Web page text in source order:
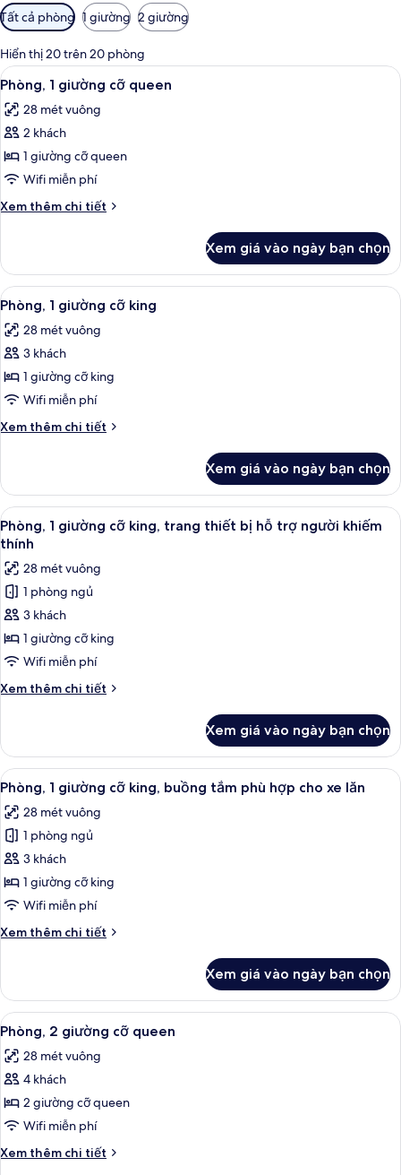
Bộ
lọc
có
thể
dùng
để
lọc
tìm
phòng
Tất cả phòng 1 giường 2 giường
Hiển thị 20 trên 20 phòng
Xem
tất
cả
ảnh
Phòng,
1
giường
cỡ
Bộ đồ giường cao cấp, két bảo mật
5
Phòng, 1 giường cỡ queen
28 mét vuông
2 khách
1 giường cỡ queen
Wifi miễn phí
Xem thêm chi tiết
Chi
Phòng,
giường
queen
Xem giá vào ngày bạn chọn
Xem
tất
cả
ảnh
Phòng,
1
giường
cỡ
Bộ đồ giường cao cấp, két bảo mật
8
Phòng, 1 giường cỡ king
28 mét vuông
3 khách
1 giường cỡ king
Wifi miễn phí
Xem thêm chi tiết
Chi
Phòng,
giường
cỡ
Xem giá vào ngày bạn chọn
Xem
tất
cả
ảnh
Phòng,
1
giường
cỡ
king,
trang
bị
hỗ
trợ
người
khiếm
thính
Bộ đồ giường cao cấp, két bảo mật
9
Phòng, 1 giường cỡ king, trang thiết bị hỗ trợ người khiếm
thính
28 mét vuông
1 phòng ngủ
3 khách
1 giường cỡ king
Wifi miễn phí
Xem thêm chi tiết
Chi
Phòng,
giường
king,
trang
bị
hỗ
trợ
người
khiếm
Xem giá vào ngày bạn chọn
Xem
tất
cả
ảnh
Phòng,
1
giường
king,
phù
hợp
cho
xe
lăn
Bộ đồ giường cao cấp, két bảo mật
6
Phòng, 1 giường cỡ king, buồng tắm phù hợp cho xe lăn
28 mét vuông
1 phòng ngủ
3 khách
1 giường cỡ king
Wifi miễn phí
Xem thêm chi tiết
Chi
Phòng,
giường
king,
buồng
phù
hợp
xe
Xem giá vào ngày bạn chọn
Xem
tất
cả
ảnh
Phòng,
2
giường
cỡ
Bộ đồ giường cao cấp, két bảo mật
4
Phòng, 2 giường cỡ queen
28 mét vuông
4 khách
2 giường cỡ queen
Wifi miễn phí
Xem thêm chi tiết
Chi